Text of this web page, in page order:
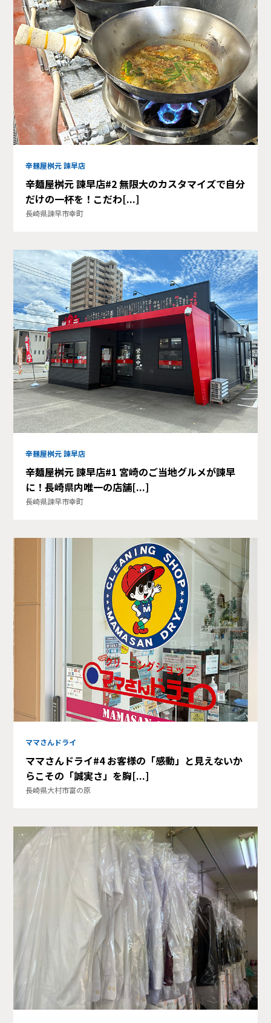
辛麺屋桝元 諫早店
辛麺屋桝元 諫早店#2 無限大のカスタマイズで自分
だけの一杯を！こだわ[...]
長崎県諫早市幸町
辛麺屋桝元 諫早店
辛麺屋桝元 諫早店#1 宮崎のご当地グルメが諫早
に！長崎県内唯一の店舗[...]
長崎県諫早市幸町
ママさんドライ
ママさんドライ#4 お客様の「感動」と見えないか
らこその「誠実さ」を胸[...]
長崎県大村市富の原